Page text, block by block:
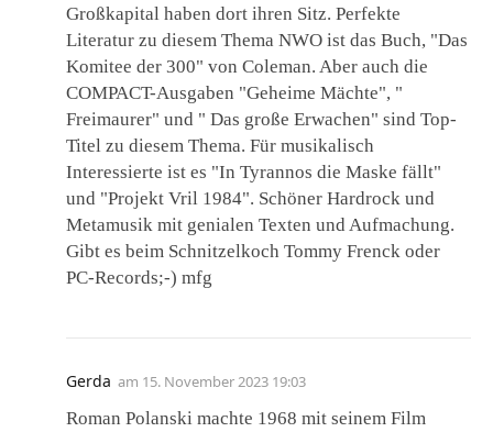
Großkapital haben dort ihren Sitz. Perfekte
Literatur zu diesem Thema NWO ist das Buch, "Das
Komitee der 300" von Coleman. Aber auch die
COMPACT-Ausgaben "Geheime Mächte", "
Freimaurer" und " Das große Erwachen" sind Top-
Titel zu diesem Thema. Für musikalisch
Interessierte ist es "In Tyrannos die Maske fällt"
und "Projekt Vril 1984". Schöner Hardrock und
Metamusik mit genialen Texten und Aufmachung.
Gibt es beim Schnitzelkoch Tommy Frenck oder
PC-Records;-) mfg
Gerda am 15. November 2023 19:03
Roman Polanski machte 1968 mit seinem Film